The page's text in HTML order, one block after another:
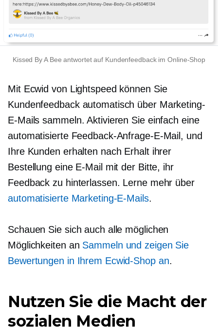
Kissed By A Bee antwortet auf Kundenfeedback im Online-Shop
Mit Ecwid von Lightspeed können Sie
Kundenfeedback automatisch über Marketing-
E-Mails sammeln. Aktivieren Sie einfach eine
automatisierte Feedback-Anfrage-E-Mail, und
Ihre Kunden erhalten nach Erhalt ihrer
Bestellung eine E-Mail mit der Bitte, ihr
Feedback zu hinterlassen. Lerne mehr über
automatisierte Marketing-E-Mails.
Schauen Sie sich auch alle möglichen
Möglichkeiten an Sammeln und zeigen Sie
Bewertungen in Ihrem Ecwid-Shop an.
Nutzen Sie die Macht der
sozialen Medien